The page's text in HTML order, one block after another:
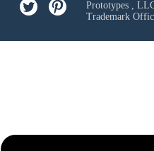
Prototypes ,
Trademark